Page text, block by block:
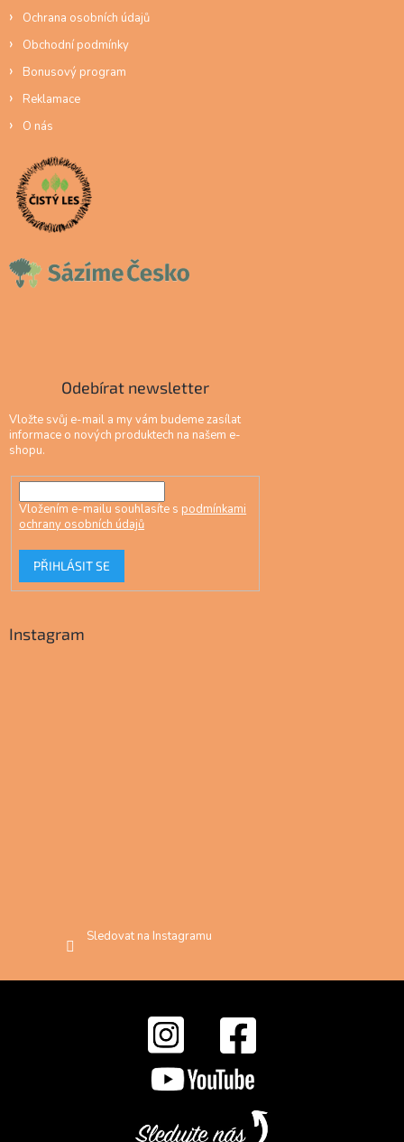
Ochrana osobních údajů
Obchodní podmínky
Bonusový program
Reklamace
O nás
Odebírat newsletter
Vložte svůj e-mail a my vám budeme zasílat
informace o nových produktech na našem e-
shopu.
Vložením e-mailu souhlasíte s podmínkami
ochrany osobních údajů
PŘIHLÁSIT SE
Instagram
Sledovat na Instagramu